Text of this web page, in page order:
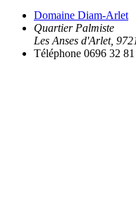
Domaine Diam-Arlet
Quartier Palmiste
Les Anses d'Arlet,
Téléphone 0696 32